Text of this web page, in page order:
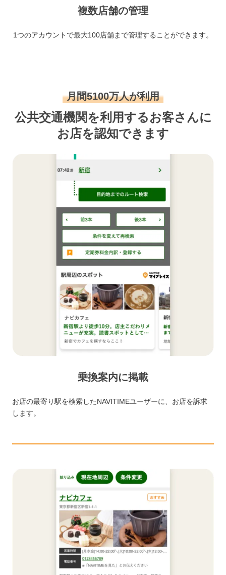
複数店舗の管理
1つのアカウントで最大100店舗まで管理することができます。
月間5100万人が利用
公共交通機関を利用するお客さんに
お店を認知できます
乗換案内に掲載
お店の最寄り駅を検索したNAVITIMEユーザーに、お店を訴求
します。